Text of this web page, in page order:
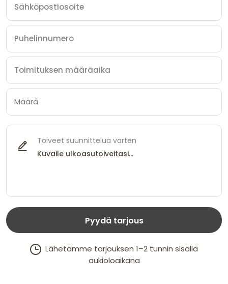
Toiveet suunnittelua varten
Pyydä tarjous
Lähetämme tarjouksen 1–2 tunnin sisällä
aukioloaikana